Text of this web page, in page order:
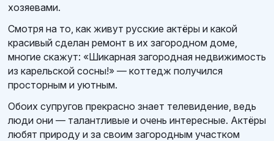
хозяевами.
Смотря на то, как живут русские актёры и какой
красивый сделан ремонт в их загородном доме,
многие скажут: «Шикарная загородная недвижимость
из карельской сосны!» — коттедж получился
просторным и уютным.
Обоих супругов прекрасно знает телевидение, ведь
люди они — талантливые и очень интересные. Актёры
любят природу и за своим загородным участком